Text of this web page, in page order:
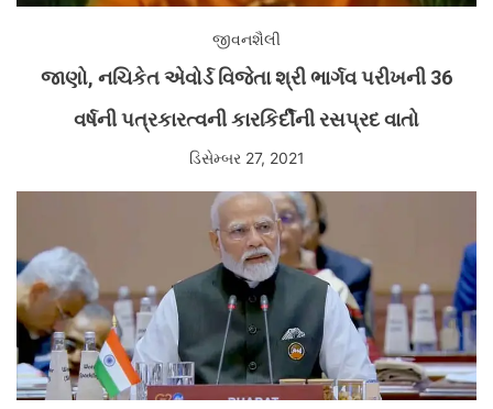
જીવનશૈલી
જાણો, નચિકેત એવોર્ડ વિજેતા શ્રી ભાર્ગવ પરીખની 36
વર્ષની પત્રકારત્વની કારકિર્દીની રસપ્રદ વાતો
ડિસેમ્બર 27, 2021